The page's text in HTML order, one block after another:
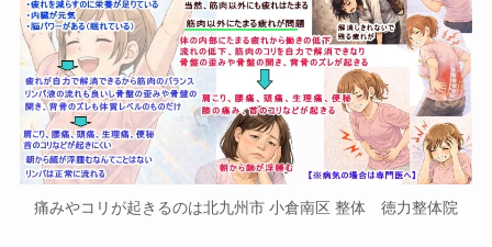
痛みやコリが起きるのは北九州市 小倉南区 整体 徳力整体院